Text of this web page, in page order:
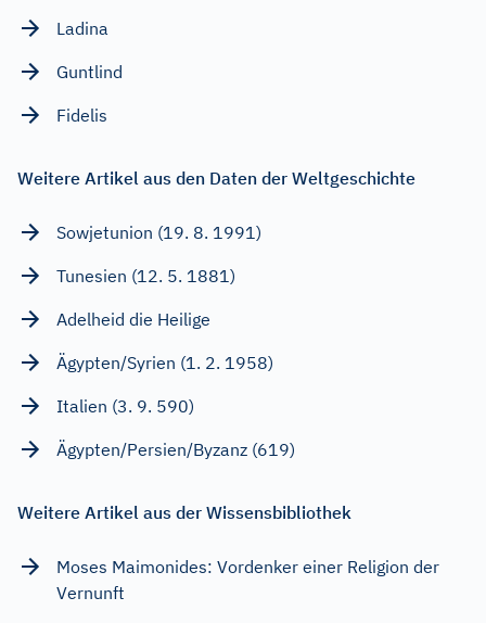
Ladina
Guntlind
Fidelis
Weitere Artikel aus den Daten der Weltgeschichte
Sowjetunion (19. 8. 1991)
Tunesien (12. 5. 1881)
Adelheid die Heilige
Ägypten/Syrien (1. 2. 1958)
Italien (3. 9. 590)
Ägypten/Persien/Byzanz (619)
Weitere Artikel aus der Wissensbibliothek
Moses Maimonides: Vordenker einer Religion der
Vernunft